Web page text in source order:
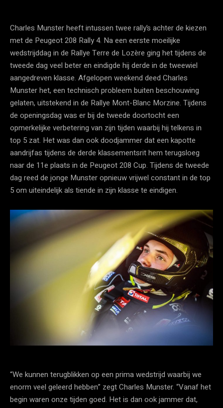
Charles Munster heeft intussen twee rally’s achter de kiezen
met de Peugeot 208 Rally 4. Na een eerste moeilijke
wedstrijddag in de Rallye Terre de Lozère ging het tijdens de
tweede dag veel beter en eindigde hij derde in de tweewiel
aangedreven klasse. Afgelopen weekend deed Charles
Munster het, een technisch probleem buiten beschouwing
gelaten, uitstekend in de Rallye Mont-Blanc Morzine. Tijdens
de openingsdag was er bij de tweede doortocht een
opmerkelijke verbetering van zijn tijden waarbij hij telkens in
top 5 zat. Het was dan ook doodjammer dat een kapotte
aandrijfas tijdens de derde klassementsrit hem terugsloeg
naar de 11e plaats in de Peugeot 208 Cup. Tijdens de tweede
dag reed de jonge Munster opnieuw vrijwel constant in de top
5 om uiteindelijk als tiende in zijn klasse te eindigen.
“We kunnen terugblikken op een prima wedstrijd waarbij we
enorm veel geleerd hebben” zegt Charles Munster. “Vanaf het
begin waren onze tijden goed. Het is dan ook jammer dat,